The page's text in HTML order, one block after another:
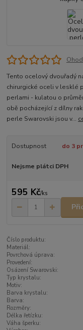
Tento ocelový dvouřadý
chirurgické oceli v lesklé
perlami - kulatou o
obě pocházející z dílny
perle Swarovski jsou v...
Dostupnost do 3
Nejsme plátci DPH
595 Kč/ks
Číslo produktu:
Materiál:
Povrchová úprava:
Provedení:
Osázení Swarovski:
Typ krystalu:
Motiv:
Barva krystalu:
Barva:
Rozměry:
Délka řetízku:
Váha šperku: